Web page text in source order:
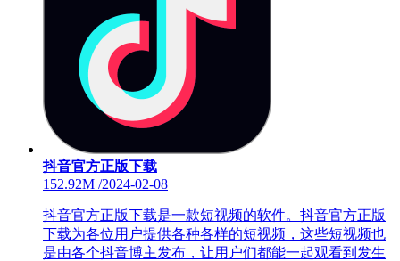
抖音官方正版下载
152.92M /2024-02-08
抖音官方正版下载是一款短视频的软件。抖音官方正版
下载为各位用户提供各种各样的短视频，这些短视频也
是由各个抖音博主发布，让用户们都能一起观看到发生